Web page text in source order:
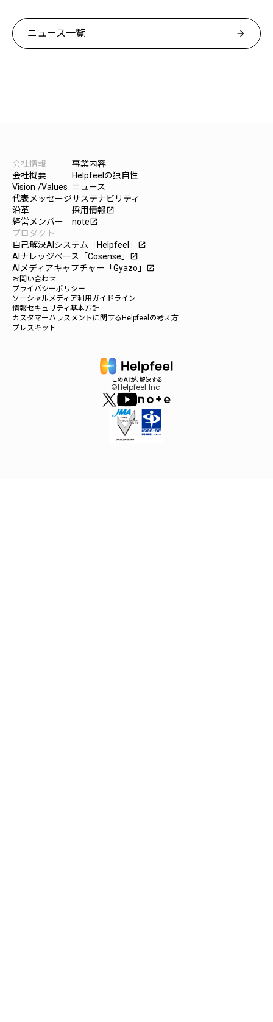
ニュース一覧 arrow_forward
会社情報
会社概要
Vision /Values
代表メッセージ
沿革
経営メンバー
事業内容
Helpfeelの独自性
ニュース
サステナビリティ
採用情報launch
notelaunch
プロダクト
自己解決AIシステム「Helpfeel」
launch
AIナレッジベース「Cosense」 launch
AIメディアキャプチャー「Gyazo」
launch
お問い合わせ
プライバシーポリシー
ソーシャルメディア利用ガイドライン
情報セキュリティ基本方針
カスタマーハラスメントに関するHelpfeelの考え方
プレスキット
©Helpfeel Inc.